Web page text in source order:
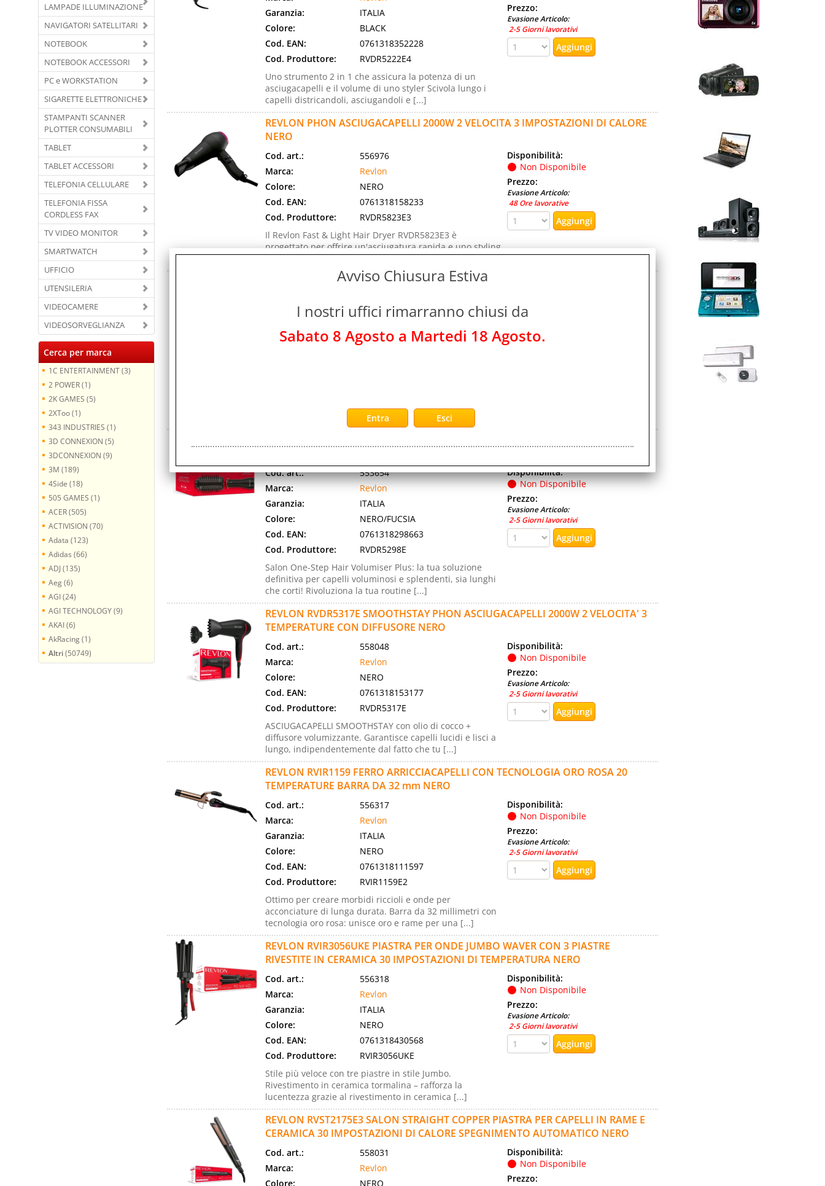
LAMPADE ILLUMINAZIONE
NAVIGATORI SATELLITARI
NOTEBOOK
NOTEBOOK ACCESSORI
PC e WORKSTATION
SIGARETTE ELETTRONICHE
STAMPANTI SCANNER
PLOTTER CONSUMABILI
TABLET
TABLET ACCESSORI
TELEFONIA CELLULARE
TELEFONIA FISSA
CORDLESS FAX
TV VIDEO MONITOR
SMARTWATCH
UFFICIO
UTENSILERIA
VIDEOCAMERE
VIDEOSORVEGLIANZA
Cerca per marca
1C ENTERTAINMENT (3)
2 POWER (1)
2K GAMES (5)
2XToo (1)
343 INDUSTRIES (1)
3D CONNEXION (5)
3DCONNEXION (9)
3M (189)
4Side (18)
505 GAMES (1)
ACER (505)
ACTIVISION (70)
Adata (123)
Adidas (66)
ADJ (135)
Aeg (6)
AGI (24)
AGI TECHNOLOGY (9)
AKAI (6)
AkRacing (1)
Altri(50749)
Garanzia:
ITALIA
Colore:
BLACK
Cod. EAN:
0761318352228
Cod. Produttore:
RVDR5222E4
Uno strumento 2 in 1 che assicura la potenza di un
asciugacapelli e il volume di uno styler Scivola lungo i
capelli districandoli, asciugandoli e [...]
Prezzo:
Evasione Articolo:
2-5 Giorni lavorativi
REVLON PHON ASCIUGACAPELLI 2000W 2 VELOCITA 3 IMPOSTAZIONI DI CALORE
NERO
Cod. art.:
556976
Marca:
Revlon
Colore:
NERO
Cod. EAN:
0761318158233
Cod. Produttore:
RVDR5823E3
Il Revlon Fast & Light Hair Dryer RVDR5823E3 è
progettato per offrire un'asciugatura rapida e uno styling
versatile. Con un potente motore da 2000W, [...]
Disponibilità:
Non Disponibile
Prezzo:
Evasione Articolo:
48 Ore lavorative
REVLON RVDR5251 PHON ASCIUGACAPELLI 2000W 2 VELOCITA' 3 TEMPERATURE
Cod. art.:
556463
Marca:
Revlon
Colore:
NERO
motore cc standard. Tourmaline ionic [...]
Disponibilità:
Prezzo:
Cod. art.:
553654
Marca:
Revlon
Garanzia:
ITALIA
Colore:
NERO/FUCSIA
Cod. EAN:
0761318298663
Cod. Produttore:
RVDR5298E
Salon One-Step Hair Volumiser Plus: la tua soluzione
definitiva per capelli voluminosi e splendenti, sia lunghi
che corti! Rivoluziona la tua routine [...]
Disponibilità:
Non Disponibile
Prezzo:
Evasione Articolo:
2-5 Giorni lavorativi
REVLON RVDR5317E SMOOTHSTAY PHON ASCIUGACAPELLI 2000W 2 VELOCITA' 3
TEMPERATURE CON DIFFUSORE NERO
Cod. art.:
558048
Marca:
Revlon
Colore:
NERO
Cod. EAN:
0761318153177
Cod. Produttore:
RVDR5317E
ASCIUGACAPELLI SMOOTHSTAY con olio di cocco +
diffusore volumizzante. Garantisce capelli lucidi e lisci a
lungo, indipendentemente dal fatto che tu [...]
Disponibilità:
Non Disponibile
Prezzo:
Evasione Articolo:
2-5 Giorni lavorativi
REVLON RVIR1159 FERRO ARRICCIACAPELLI CON TECNOLOGIA ORO ROSA 20
TEMPERATURE BARRA DA 32 mm NERO
Cod. art.:
556317
Marca:
Revlon
Garanzia:
ITALIA
Colore:
NERO
Cod. EAN:
0761318111597
Cod. Produttore:
RVIR1159E2
Ottimo per creare morbidi riccioli e onde per
acconciature di lunga durata. Barra da 32 millimetri con
tecnologia oro rosa: unisce oro e rame per una [...]
Disponibilità:
Non Disponibile
Prezzo:
Evasione Articolo:
2-5 Giorni lavorativi
REVLON RVIR3056UKE PIASTRA PER ONDE JUMBO WAVER CON 3 PIASTRE
RIVESTITE IN CERAMICA 30 IMPOSTAZIONI DI TEMPERATURA NERO
Cod. art.:
556318
Marca:
Revlon
Garanzia:
ITALIA
Colore:
NERO
Cod. EAN:
0761318430568
Cod. Produttore:
RVIR3056UKE
Stile più veloce con tre piastre in stile Jumbo.
Rivestimento in ceramica tormalina – rafforza la
lucentezza grazie al rivestimento in ceramica [...]
Disponibilità:
Non Disponibile
Prezzo:
Evasione Articolo:
2-5 Giorni lavorativi
REVLON RVST2175E3 SALON STRAIGHT COPPER PIASTRA PER CAPELLI IN RAME E
CERAMICA 30 IMPOSTAZIONI DI CALORE SPEGNIMENTO AUTOMATICO NERO
Cod. art.:
558031
Marca:
Revlon
Colore:
NERO
Disponibilità:
Non Disponibile
Prezzo:
Avviso Chiusura Estiva
I nostri uffici rimarranno chiusi da
Sabato 8 Agosto a Martedi 18 Agosto.